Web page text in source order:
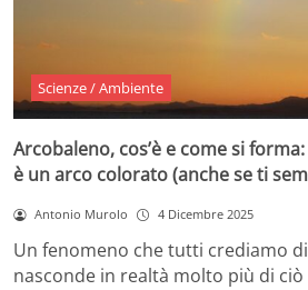
Scienze / Ambiente
Arcobaleno, cos’è e come si
è un arco colorato (anche se ti
Antonio Murolo 4 Dicembre 2025
Un fenomeno che tutti crediamo
nasconde in realtà molto più di